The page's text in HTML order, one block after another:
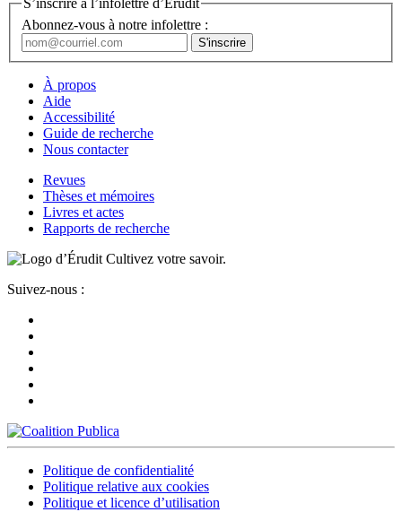
S’inscrire à l’infolettre d’Érudit
Abonnez-vous à notre infolettre :
À propos
Aide
Accessibilité
Guide de recherche
Nous contacter
Revues
Thèses et mémoires
Livres et actes
Rapports de recherche
Cultivez votre savoir.
Suivez-nous :
Politique de confidentialité
Politique relative aux cookies
Politique et licence d’utilisation